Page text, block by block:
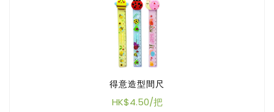
得意造型間尺
HK$4.50/把